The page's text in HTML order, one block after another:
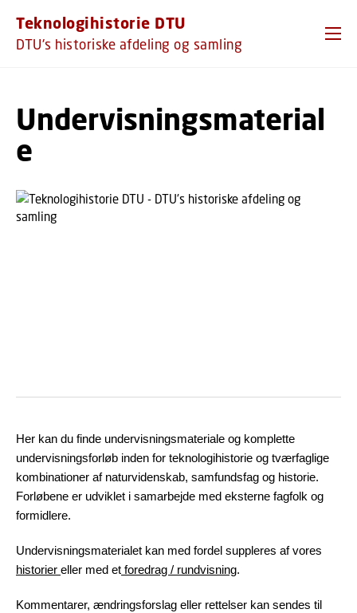
Teknologihistorie DTU
DTU's historiske afdeling og samling
Undervisningsmaterial
e
Her kan du finde undervisningsmateriale og komplette
undervisningsforløb inden for teknologihistorie og tværfaglige
kombinationer af naturvidenskab, samfundsfag og historie.
Forløbene er udviklet i samarbejde med eksterne fagfolk og
formidlere.
Undervisningsmaterialet kan med fordel suppleres af vores
historier eller med et foredrag / rundvisning.
Kommentarer, ændringsforslag eller rettelser kan sendes til